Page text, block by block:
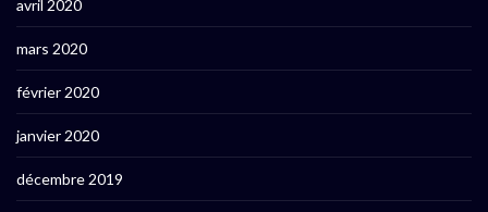
avril 2020
mars 2020
février 2020
janvier 2020
décembre 2019